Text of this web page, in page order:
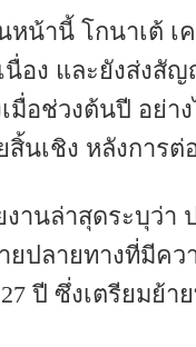
หน้านี้ โกนาเต้ เ
นื่อง และยังส่งสั
เมื่อช่วงต้นปี อย่
สิ้นเชิง หลังการ
งานล่าสุดระบุว่า
ยปลายทางที่มีคว
ปี ซึ่งเตรียมย้